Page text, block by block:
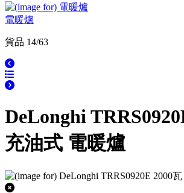
電暖爐
貨品 14/63
DeLonghi
充油式 電暖爐